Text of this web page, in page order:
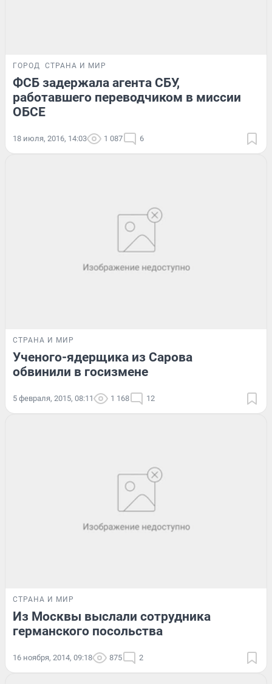
ГОРОД СТРАНА И МИР
ФСБ задержала агента СБУ,
работавшего переводчиком в миссии
ОБСЕ
18 июля, 2016, 14:03 1 087 6
СТРАНА И МИР
Ученого-ядерщика из Сарова
обвинили в госизмене
5 февраля, 2015, 08:11 1 168 12
СТРАНА И МИР
Из Москвы выслали сотрудника
германского посольства
16 ноября, 2014, 09:18 875 2